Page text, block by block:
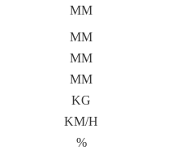
MM
MM
MM
MM
KG
KM/H
%